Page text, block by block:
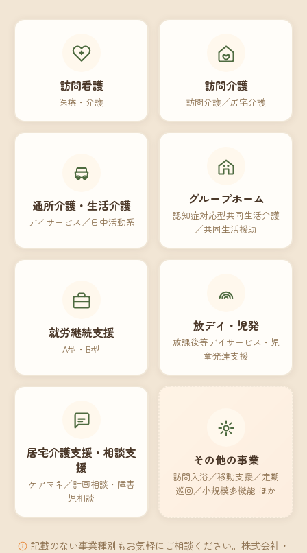
訪問看護
医療・介護
訪問介護
訪問介護／居宅介護
通所介護・生活介護
デイサービス／日中活動系
グループホーム
認知症対応型共同生活介護
／共同生活援助
就労継続支援
A型・B型
放デイ・児発
放課後等デイサービス・児
童発達支援
居宅介護支援・相談支
援
ケアマネ／計画相談・障害
児相談
その他の事業
訪問入浴／移動支援／定期
巡回／小規模多機能 ほか
記載のない事業種別もお気軽にご相談ください。株式会社・